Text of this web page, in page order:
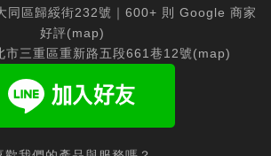
同區歸綏街232號｜600+ 則 Google 商家
好評(map)
市三重區重新路五段661巷12號(map)